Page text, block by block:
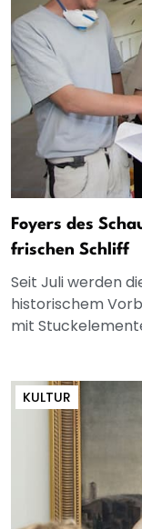
Foyers des
frischen Schliff
Seit Juli werden
historischem
mit
KULTUR